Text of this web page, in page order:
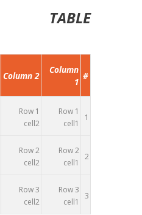
TABLE
#
Column
1
Column 2
1
Row 1
cell1
Row 1
cell2
2
Row 2
cell1
Row 2
cell2
3
Row 3
cell1
Row 3
cell2